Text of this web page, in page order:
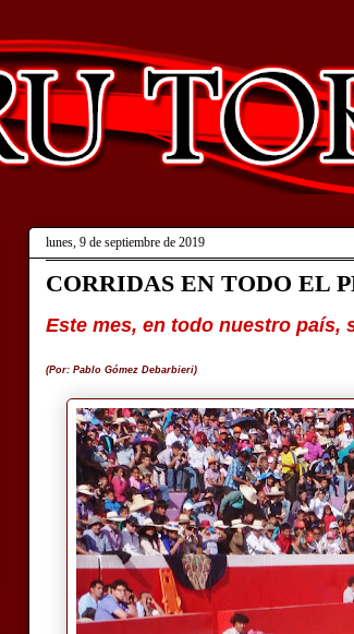
lunes, 9 de septiembre de 2019
CORRIDAS EN TODO EL
Este mes, en todo nuestro país,
(Por: Pablo Gómez Debarbieri)